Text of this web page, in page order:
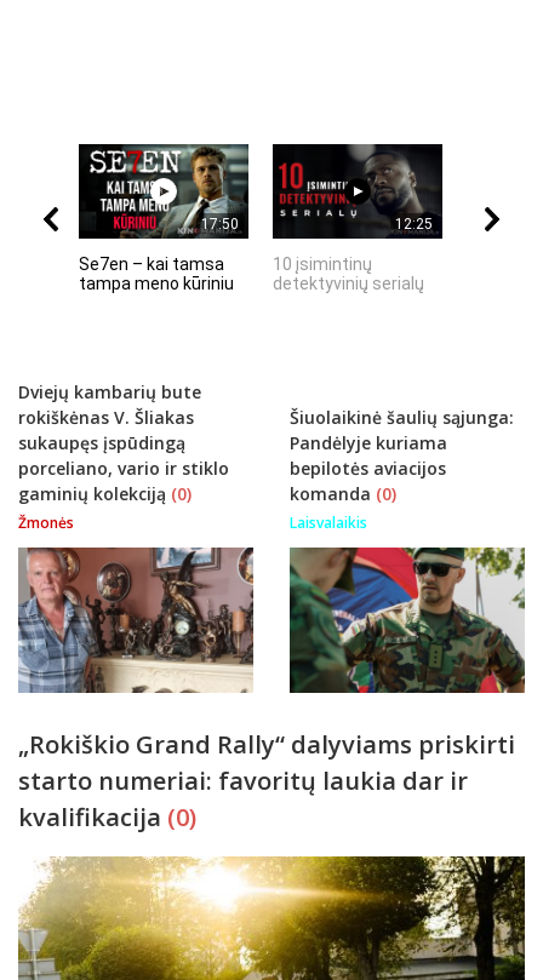
17:50
Se7en – kai tamsa
tampa meno kūriniu
12:25
10 įsimintinų
detektyvinių serialų
Dviejų kambarių bute
rokiškėnas V. Šliakas
sukaupęs įspūdingą
porceliano, vario ir stiklo
gaminių kolekciją (0)
Žmonės
Šiuolaikinė šaulių sąjunga:
Pandėlyje kuriama
bepilotės aviacijos
komanda (0)
Laisvalaikis
„Rokiškio Grand Rally“ dalyviams priskirti
starto numeriai: favoritų laukia dar ir
kvalifikacija (0)